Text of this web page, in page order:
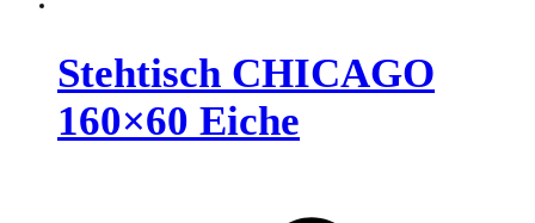
Stehtisch CHICAGO
160×60 Eiche